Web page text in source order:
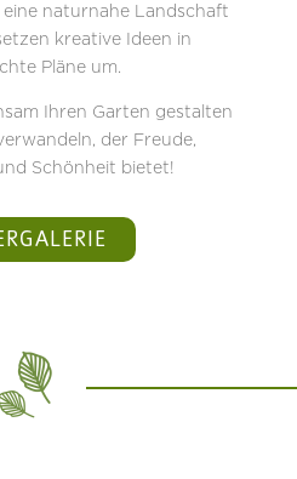
eine naturnahe Landschaft
kreative Ideen in
Pläne um.
Ihren Garten gestalten
der Freude,
Schönheit bietet!